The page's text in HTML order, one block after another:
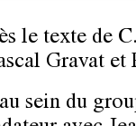
le texte de
Gravat
sein du